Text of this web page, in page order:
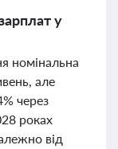
у
номінальна
але
через
роках
від